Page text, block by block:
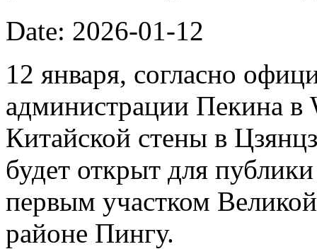
Date: 2026-01-12
12 января, согласно
администрации Пекина в
Китайской стены в
будет открыт для
первым участком
районе Пингу.